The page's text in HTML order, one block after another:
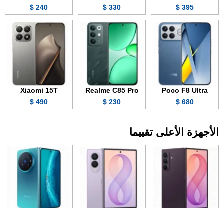
395 $
330 $
240 $
Poco F8 Ultra
680 $
Realme C85 Pro
230 $
Xiaomi 15T
490 $
الأجهزة الأعلى تقييما